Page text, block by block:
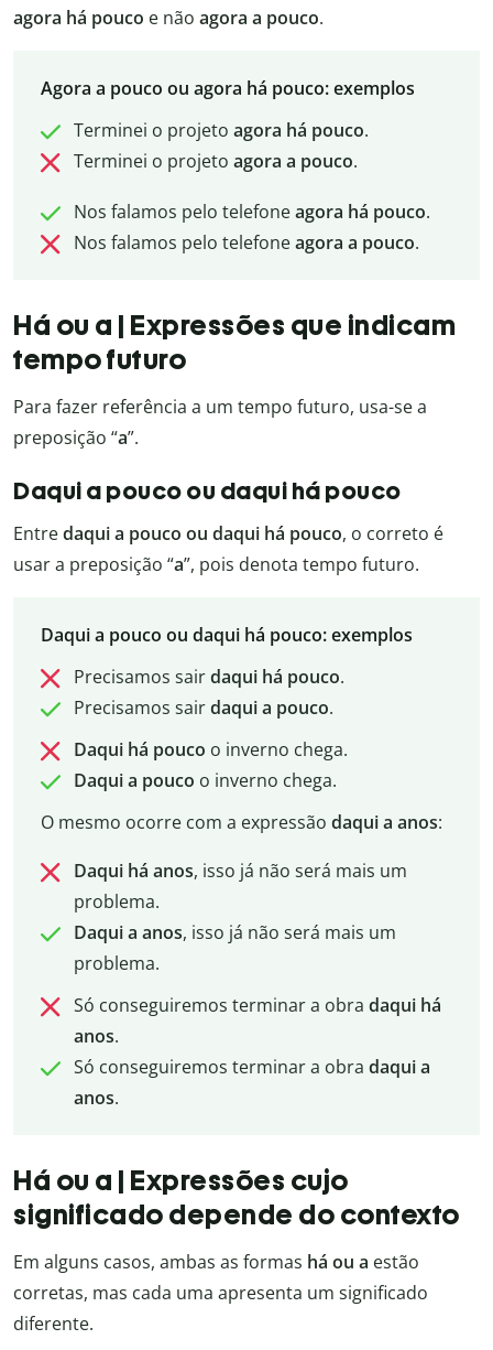
agora há pouco e não agora a pouco.
Agora a pouco ou agora há pouco: exemplos
Terminei o projeto agora há pouco.
Terminei o projeto agora a pouco.
Nos falamos pelo telefoneagora há pouco.
Nos falamos pelo telefoneagora a pouco.
Há ou a | Expressões que indicam
tempo futuro
Para fazer referência a um tempo futuro, usa-se a
preposição “a”.
Daqui a pouco ou daqui há pouco
Entredaqui a pouco ou daqui há pouco, o correto é
usar a preposição “a”, pois denota tempo futuro.
Daqui a pouco ou daqui há pouco: exemplos
Precisamos sairdaqui há pouco.
Precisamos sairdaqui a pouco.
Daqui há pouco o inverno chega.
Daqui a pouco o inverno chega.
O mesmo ocorre com a expressão daqui a anos:
Daqui há anos, isso já não será mais um
problema.
Daqui a anos, isso já não será mais um
problema.
Só conseguiremos terminar a obra daqui há
anos.
Só conseguiremos terminar a obra daqui a
anos.
Há ou a | Expressões cujo
significado depende do contexto
Em alguns casos, ambas as formas há ou a estão
corretas, mas cada uma apresenta um significado
diferente.